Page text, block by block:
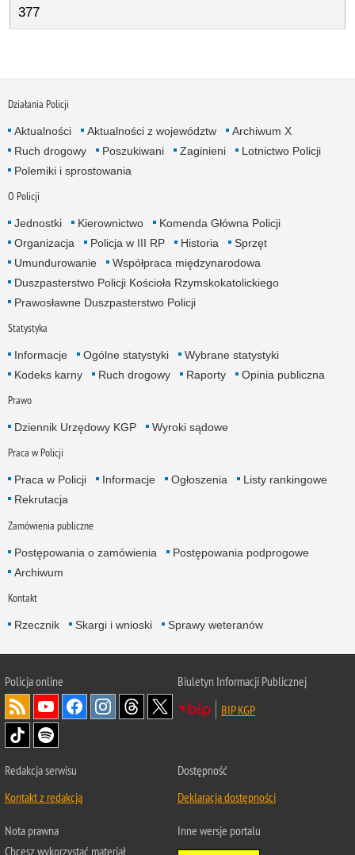
377
Działania Policji
Aktualności Aktualności z województw
Archiwum X
Ruch drogowy
Poszukiwani Zaginieni
Lotnictwo Policji
Polemiki i sprostowania
O Policji
Jednostki Kierownictwo
Komenda Główna Policji
Organizacja
Policja w III RP Historia
Sprzęt
Umundurowanie
Współpraca międzynarodowa
Duszpasterstwo Policji Kościoła Rzymskokatolickiego
Prawosławne Duszpasterstwo Policji
Statystyka
Informacje Ogólne statystyki
Wybrane statystyki
Kodeks karny
Ruch drogowy Raporty Opinia publiczna
Prawo
Dziennik Urzędowy KGP Wyroki sądowe
Praca w Policji
Praca w Policji Informacje Ogłoszenia
Listy rankingowe
Rekrutacja
Zamówienia publiczne
Postępowania o zamówienia
Postępowania podprogowe
Archiwum
Kontakt
Rzecznik Skargi i wnioski Sprawy weteranów
Policjaonline
Biuletyn Informacji Publicznej
BIP KGP
Redakcja serwisu
Kontakt z redakcją
Dostępność
Deklaracja dostępności
Nota prawna
Chcesz wykorzystać materiał
Inne wersje portalu